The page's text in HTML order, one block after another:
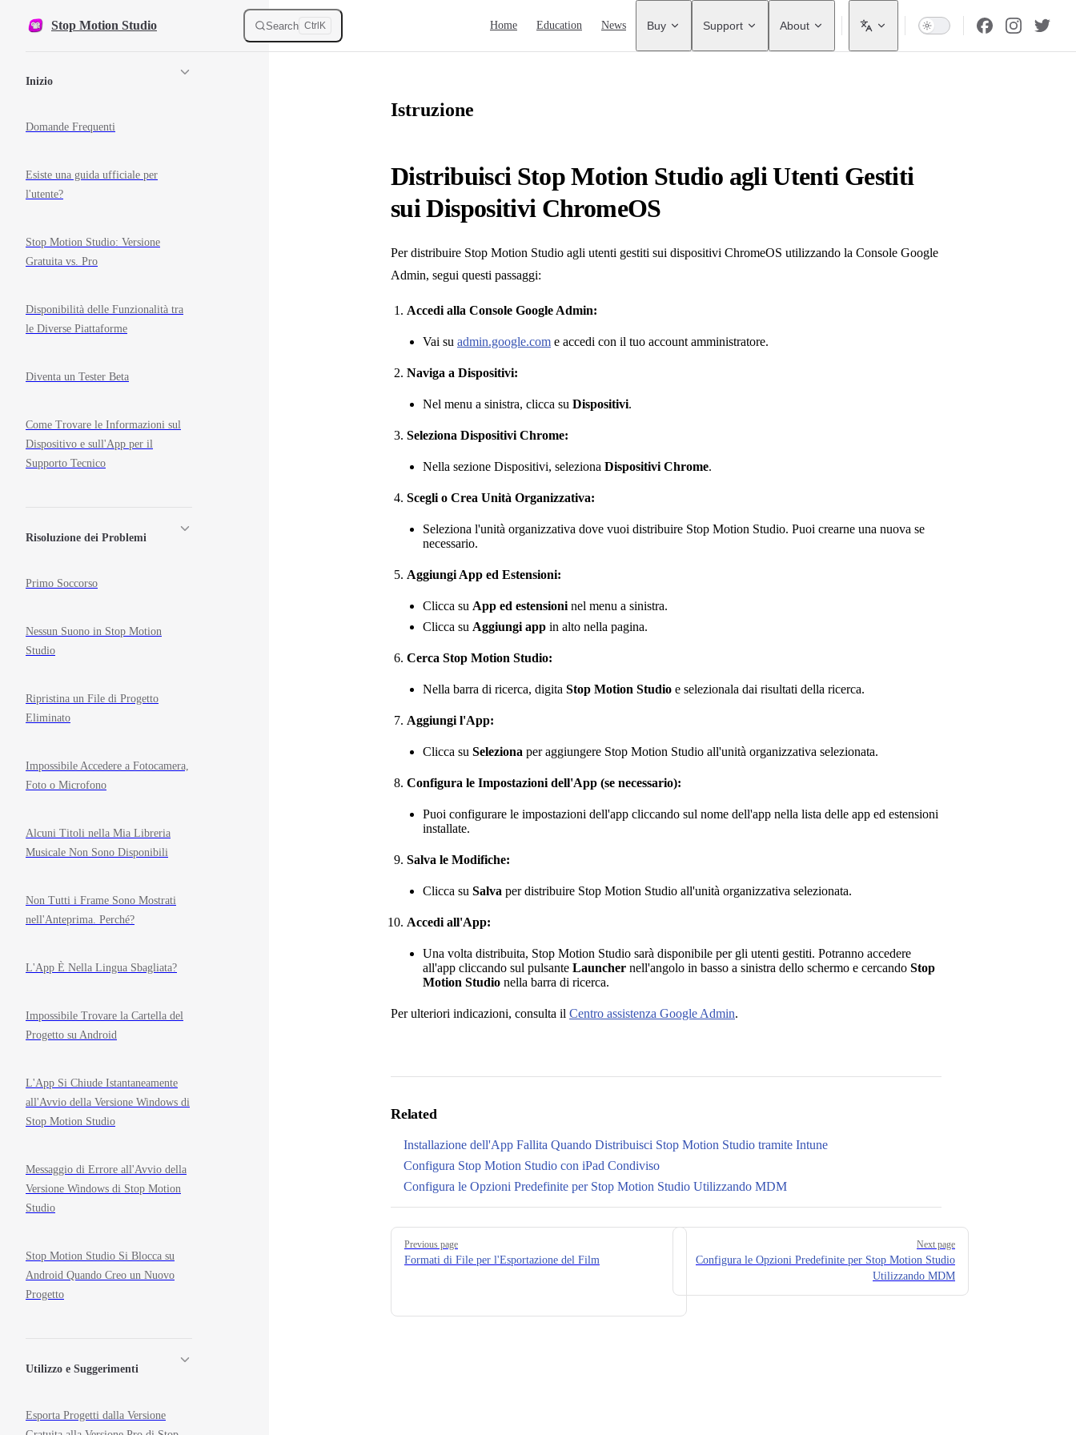
Skip to content
Stop Motion Studio Search Ctrl K Home Education News Buy Support About
Inizio
Domande Frequenti
Esiste una guida ufficiale per
l'utente?
Stop Motion Studio: Versione
Gratuita vs. Pro
Disponibilità delle Funzionalità tra
le Diverse Piattaforme
Diventa un Tester Beta
Come Trovare le Informazioni sul
Dispositivo e sull'App per il
Supporto Tecnico
Risoluzione dei Problemi
Primo Soccorso
Nessun Suono in Stop Motion
Studio
Ripristina un File di Progetto
Eliminato
Impossibile Accedere a Fotocamera,
Foto o Microfono
Alcuni Titoli nella Mia Libreria
Musicale Non Sono Disponibili
Non Tutti i Frame Sono Mostrati
nell'Anteprima. Perché?
L'App È Nella Lingua Sbagliata?
Impossibile Trovare la Cartella del
Progetto su Android
L'App Si Chiude Istantaneamente
all'Avvio della Versione Windows di
Stop Motion Studio
Messaggio di Errore all'Avvio della
Versione Windows di Stop Motion
Studio
Stop Motion Studio Si Blocca su
Android Quando Creo un Nuovo
Progetto
Utilizzo e Suggerimenti
Esporta Progetti dalla Versione
Istruzione
Distribuisci Stop Motion Studio agli Utenti Gestiti
sui Dispositivi ChromeOS
Per distribuire Stop Motion Studio agli utenti gestiti sui dispositivi ChromeOS utilizzando la Console Google
Admin, segui questi passaggi:
Accedi alla Console Google Admin:
Vai su admin.google.com e accedi con il tuo account amministratore.
Naviga a Dispositivi:
Nel menu a sinistra, clicca su Dispositivi.
Seleziona Dispositivi Chrome:
Nella sezione Dispositivi, seleziona Dispositivi Chrome.
Scegli o Crea Unità Organizzativa:
Seleziona l'unità organizzativa dove vuoi distribuire Stop Motion Studio. Puoi crearne una nuova se
necessario.
Aggiungi App ed Estensioni:
Clicca su App ed estensioni nel menu a sinistra.
Clicca su Aggiungi app in alto nella pagina.
Cerca Stop Motion Studio:
Nella barra di ricerca, digita Stop Motion Studio e selezionala dai risultati della ricerca.
Aggiungi l'App:
Clicca su Seleziona per aggiungere Stop Motion Studio all'unità organizzativa selezionata.
Configura le Impostazioni dell'App (se necessario):
Puoi configurare le impostazioni dell'app cliccando sul nome dell'app nella lista delle app ed estensioni
installate.
Salva le Modifiche:
Clicca su Salva per distribuire Stop Motion Studio all'unità organizzativa selezionata.
Accedi all'App:
Una volta distribuita, Stop Motion Studio sarà disponibile per gli utenti gestiti. Potranno accedere
all'app cliccando sul pulsante Launcher nell'angolo in basso a sinistra dello schermo e cercando Stop
Motion Studio nella barra di ricerca.
Per ulteriori indicazioni, consulta il Centro assistenza Google Admin.
Related
Installazione dell'App Fallita Quando Distribuisci Stop Motion Studio tramite Intune
Configura Stop Motion Studio con iPad Condiviso
Configura le Opzioni Predefinite per Stop Motion Studio Utilizzando MDM
Pager
Previous page
Formati di File per l'Esportazione del Film
Next page
Configura le Opzioni Predefinite per Stop Motion Studio
Utilizzando MDM